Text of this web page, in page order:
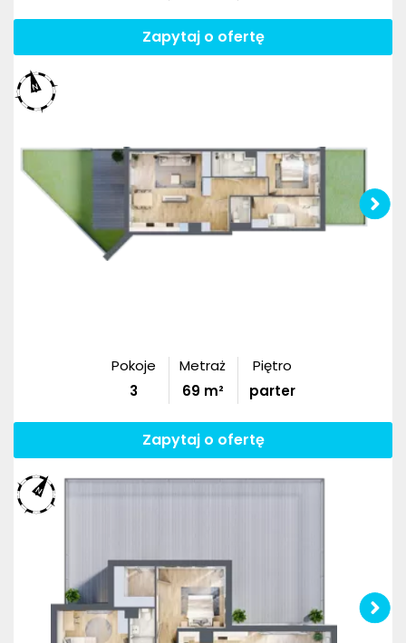
Zapytaj o ofertę
Pokoje
3
Metraż
69 m²
Piętro
parter
Zapytaj o ofertę